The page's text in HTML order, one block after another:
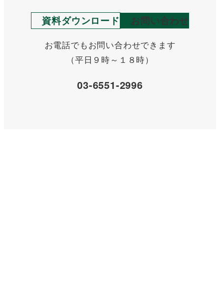
資料ダウンロード お問い合わせ
お電話でもお問い合わせできます
（平日９時～１８時）
03-6551-2996